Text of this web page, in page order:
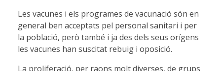
Les vacunes i els programes de vacunació són en
general ben acceptats pel personal sanitari i per
la població, però també i ja des dels seus orígens
les vacunes han suscitat rebuig i oposició.
La proliferació, per raons molt diverses, de grups